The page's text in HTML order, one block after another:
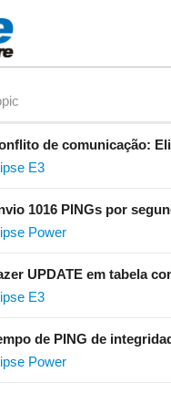
de comunicação:
E3
1016 PINGs por
Power
UPDATE em tabela
E3
de PING de
Power